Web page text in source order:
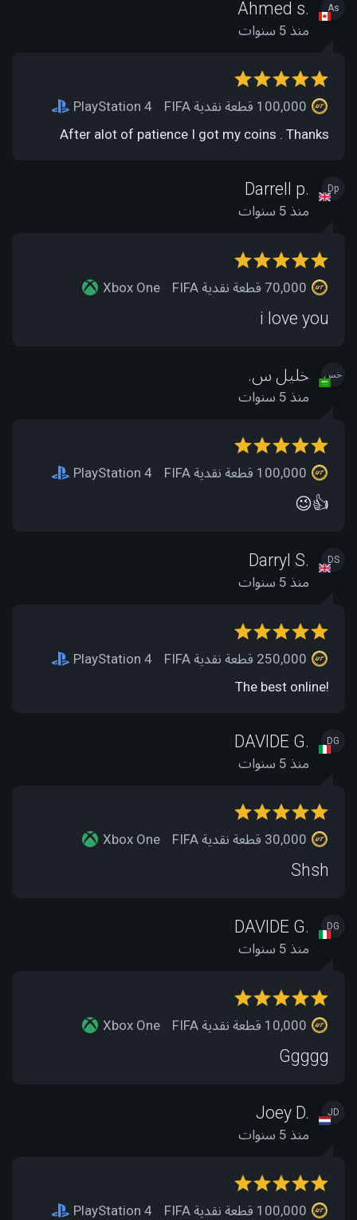
As
Ahmed s.
منذ 5 سنوات
PlayStation 4
After alot of patience I got my coins . Thanks
Dp
Darrell p.
منذ 5 سنوات
Xbox One
i love you
خس خليل س.
منذ 5 سنوات
PlayStation 4
😉👍
DS
Darryl S.
منذ 5 سنوات
PlayStation 4
The best online!
DG
DAVIDE G.
منذ 5 سنوات
Xbox One
Shsh
DG
DAVIDE G.
منذ 5 سنوات
Xbox One
Ggggg
JD
Joey D.
منذ 5 سنوات
PlayStation 4